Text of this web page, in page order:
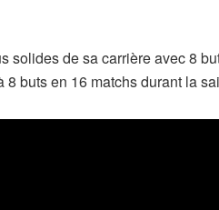
solides de sa carrière avec 8
buts en 16 matchs durant la